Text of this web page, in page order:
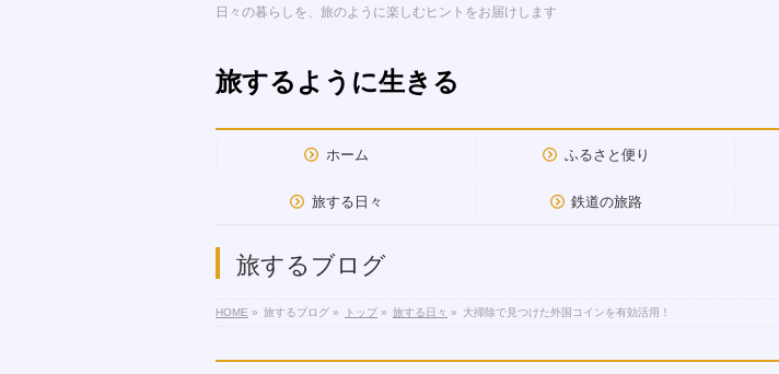
日々の暮らしを、旅のように楽しむヒントをお届けします
旅するように生きる
ホーム ふるさと便り
旅する日々 鉄道の旅路
旅するブログ
HOME » 旅するブログ » トップ » 旅する日々 » 大掃除で見つけた外国コインを有効活用！